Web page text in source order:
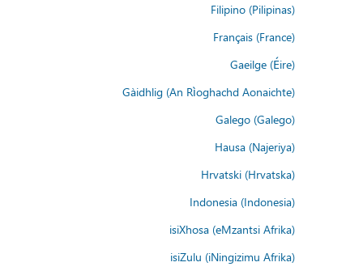
Filipino (Pilipinas)
Français (France)
Gaeilge (Éire)
Gàidhlig (An Rìoghachd Aonaichte)
Galego (Galego)
Hausa (Najeriya)
Hrvatski (Hrvatska)
Indonesia (Indonesia)
isiXhosa (eMzantsi Afrika)
isiZulu (iNingizimu Afrika)